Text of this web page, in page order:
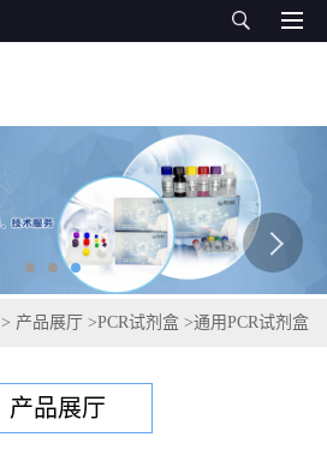
> 产品展厅 >PCR试剂盒 >通用PCR试剂盒
产品展厅